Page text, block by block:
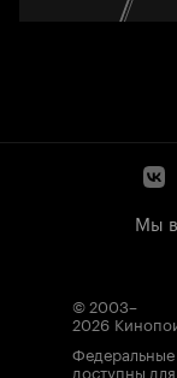
Мы
© 2003–
2026
доступны